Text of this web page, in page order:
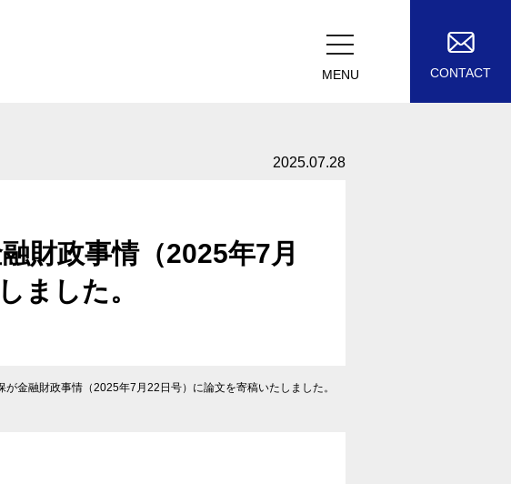
MENU CONTACT
2025.07.28
財政事情（2025年7月
ました。
金融財政事情（2025年7月22日号）に論文を寄稿いたしました。